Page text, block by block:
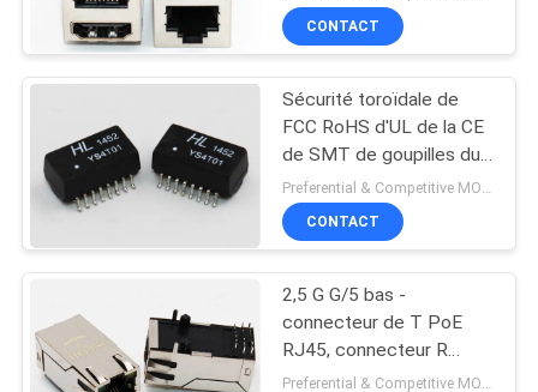
PROTECTION
DE
VIE
PRIVÉE1000Base T RJ45
12
22
connecteur 8P8C
CONTACT
Sécurité toroïdale de
FCC RoHS d'UL de la CE
de SMT de goupilles du
transformateur 16 de
LAN d'Ethernet de
bobine
CONTACT
2,5 G G/5 bas -
connecteur de T PoE
RJ45, connecteur R
femelle/d'Ethernet